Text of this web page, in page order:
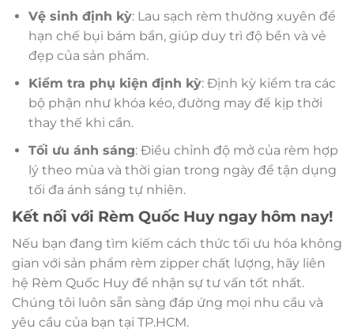
Vệ sinh định kỳ: Lau sạch rèm thường xuyên để
hạn chế bụi bám bẩn, giúp duy trì độ bền và vẻ
đẹp của sản phẩm.
Kiểm tra phụ kiện định kỳ: Định kỳ kiểm tra các
bộ phận như khóa kéo, đường may để kịp thời
thay thế khi cần.
Tối ưu ánh sáng: Điều chỉnh độ mở của rèm hợp
lý theo mùa và thời gian trong ngày để tận dụng
tối đa ánh sáng tự nhiên.
Kết nối với Rèm Quốc Huy ngay hôm nay!
Nếu bạn đang tìm kiếm cách thức tối ưu hóa không
gian với sản phẩm rèm zipper chất lượng, hãy liên
hệ Rèm Quốc Huy để nhận sự tư vấn tốt nhất.
Chúng tôi luôn sẵn sàng đáp ứng mọi nhu cầu và
yêu cầu của bạn tại TP.HCM.